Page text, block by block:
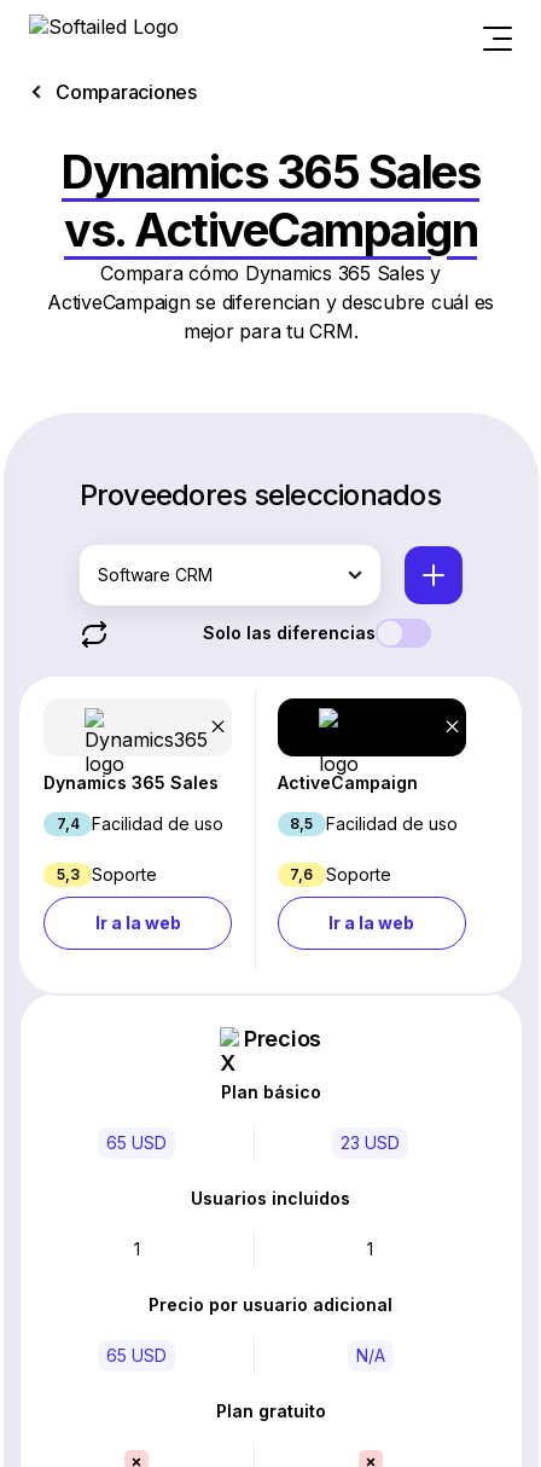
Comparaciones
Dynamics 365 Sales
vs. ActiveCampaign
Compara cómo Dynamics 365 Sales y
ActiveCampaign se diferencian y descubre cuál es
mejor para tu CRM.
Proveedores seleccionados
Software CRM
Solo las diferencias
Dynamics 365 Sales
7,4 Facilidad de uso
5,3 Soporte
Ir a la web
ActiveCampaign
8,5 Facilidad de uso
7,6 Soporte
Ir a la web
Precios
Plan básico
65 USD 23 USD
Usuarios incluidos
1 1
Precio por usuario adicional
65 USD N/A
Plan gratuito